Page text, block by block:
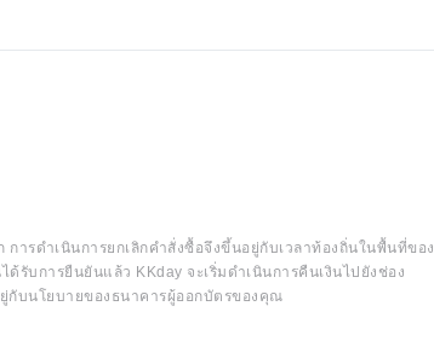
ารดำเนินการยกเลิกคำสั่งซื้อจึงขึ้นอยู่กับเวลาท้องถิ่นในพื้นที่ของ
รับการยืนยันแล้ว KKday จะเริ่มดำเนินการคืนเงินไปยังช่อง
ยู่กับนโยบายของธนาคารผู้ออกบัตรของคุณ